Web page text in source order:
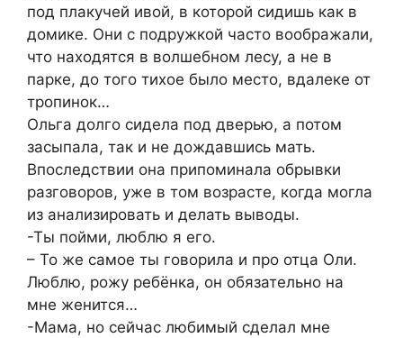
под плакучей ивой, в которой сидишь как в
домике. Они с подружкой часто воображали,
что находятся в волшебном лесу, а не в
парке, до того тихое было место, вдалеке от
тропинок…
Ольга долго сидела под дверью, а потом
засыпала, так и не дождавшись мать.
Впоследствии она припоминала обрывки
разговоров, уже в том возрасте, когда могла
из анализировать и делать выводы.
-Ты пойми, люблю я его.
– То же самое ты говорила и про отца Оли.
Люблю, рожу ребёнка, он обязательно на
мне женится…
-Мама, но сейчас любимый сделал мне